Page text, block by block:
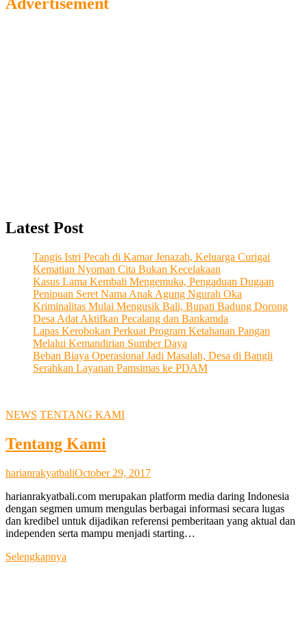
Advertisement
Latest Post
Tangis Istri Pecah di Kamar Jenazah, Keluarga Curigai
Kematian Nyoman Cita Bukan Kecelakaan
Kasus Lama Kembali Mengemuka, Pengaduan Dugaan
Penipuan Seret Nama Anak Agung Ngurah Oka
Kriminalitas Mulai Mengusik Bali, Bupati Badung Dorong
Desa Adat Aktifkan Pecalang dan Bankamda
Lapas Kerobokan Perkuat Program Ketahanan Pangan
Melalui Kemandirian Sumber Daya
Beban Biaya Operasional Jadi Masalah, Desa di Bangli
Serahkan Layanan Pamsimas ke PDAM
NEWS TENTANG KAMI
Tentang Kami
harianrakyatbaliOctober 29, 2017
harianrakyatbali.com merupakan platform media daring Indonesia
dengan segmen umum mengulas berbagai informasi secara lugas
dan kredibel untuk dijadikan referensi pemberitaan yang aktual dan
independen serta mampu menjadi starting…
Selengkapnya